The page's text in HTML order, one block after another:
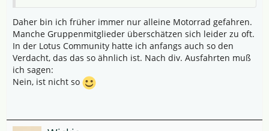
Daher bin ich früher immer nur alleine Motorrad gefahren.
Manche Gruppenmitglieder überschätzen sich leider zu oft.
In der Lotus Community hatte ich anfangs auch so den
Verdacht, das das so ähnlich ist. Nach div. Ausfahrten muß
ich sagen:
Nein, ist nicht so